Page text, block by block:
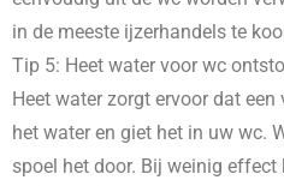
in de meeste ijzerhandels te
Tip 5: Heet water voor wc
Heet water zorgt ervoor dat
het water en giet het in uw wc.
spoel het door. Bij weinig